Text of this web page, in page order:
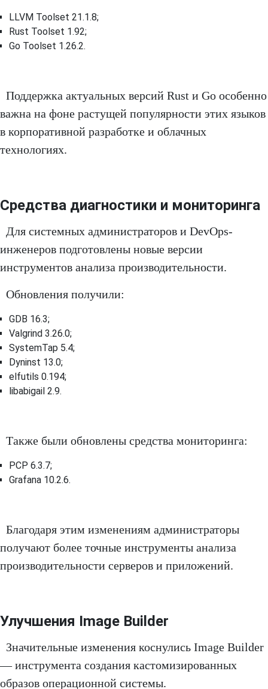
LLVM Toolset 21.1.8;
Rust Toolset 1.92;
Go Toolset 1.26.2.
Поддержка актуальных версий Rust и Go особенно
важна на фоне растущей популярности этих языков
в корпоративной разработке и облачных
технологиях.
Средства диагностики и мониторинга
Для системных администраторов и DevOps-
инженеров подготовлены новые версии
инструментов анализа производительности.
Обновления получили:
GDB 16.3;
Valgrind 3.26.0;
SystemTap 5.4;
Dyninst 13.0;
elfutils 0.194;
libabigail 2.9.
Также были обновлены средства мониторинга:
PCP 6.3.7;
Grafana 10.2.6.
Благодаря этим изменениям администраторы
получают более точные инструменты анализа
производительности серверов и приложений.
Улучшения Image Builder
Значительные изменения коснулись Image Builder
— инструмента создания кастомизированных
образов операционной системы.